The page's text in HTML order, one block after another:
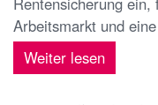
Arbeitsmarkt und
Weiter lesen